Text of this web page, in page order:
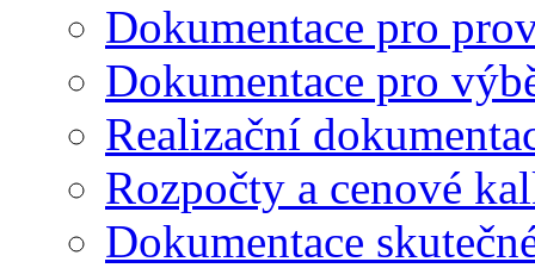
Dokumentace pro
Dokumentace pro
Realizační
Rozpočty a cenové
Dokumentace